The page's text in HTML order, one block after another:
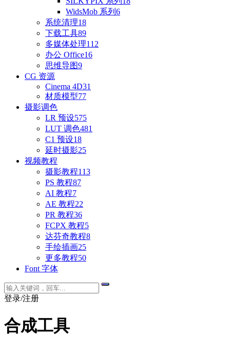
WidsMob 系列 6
系统清理18
下载工具89
多媒体处理112
办公 Office16
思维导图9
CG 资源
Cinema 4D31
材质模型77
摄影调色
LR 预设575
LUT 调色481
C1 预设18
延时摄影25
视频教程
摄影教程113
PS 教程87
AI 教程7
AE 教程22
PR 教程36
FCPX 教程5
达芬奇教程8
手绘插画25
更多教程50
Font 字体
登录/注册
合成工具